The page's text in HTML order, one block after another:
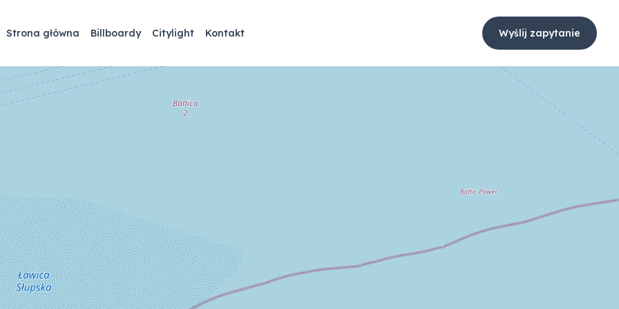
Strona główna Billboardy Citylight Kontakt Wyślij zapytanie